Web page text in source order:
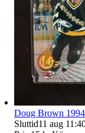
Doug Brown
Sluttid11 aug